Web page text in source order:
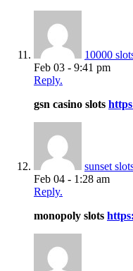
10000
Feb 03 - 9:41 pm
Reply.
gsn casino slots
sunset
Feb 04 - 1:28 am
Reply.
monopoly slots